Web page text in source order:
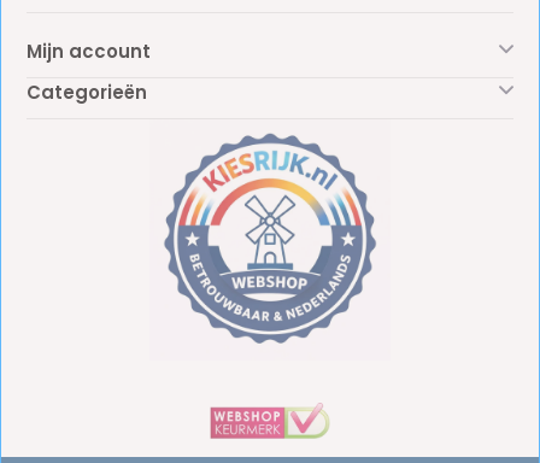
Mijn account
Categorieën